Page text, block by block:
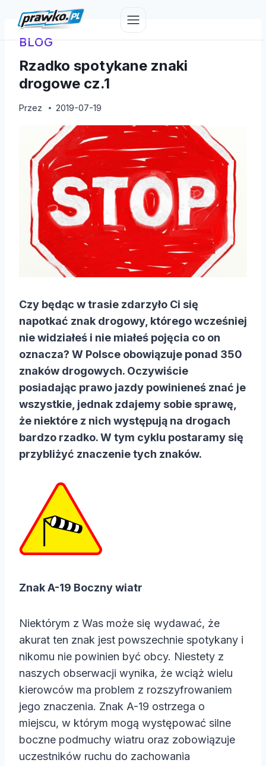
treściBLOG
Rzadko spotykane znaki
drogowe cz.1
Przez 2019-07-19
Czy będąc w trasie zdarzyło Ci się
napotkać znak drogowy, którego wcześniej
nie widziałeś i nie miałeś pojęcia co on
oznacza? W Polsce obowiązuje ponad 350
znaków drogowych. Oczywiście
posiadając prawo jazdy powinieneś znać je
wszystkie, jednak zdajemy sobie sprawę,
że niektóre z nich występują na drogach
bardzo rzadko. W tym cyklu postaramy się
przybliżyć znaczenie tych znaków.
Znak A-19 Boczny wiatr
Niektórym z Was może się wydawać, że
akurat ten znak jest powszechnie spotykany i
nikomu nie powinien być obcy. Niestety z
naszych obserwacji wynika, że wciąż wielu
kierowców ma problem z rozszyfrowaniem
jego znaczenia. Znak A-19 ostrzega o
miejscu, w którym mogą występować silne
boczne podmuchy wiatru oraz zobowiązuje
uczestników ruchu do zachowania